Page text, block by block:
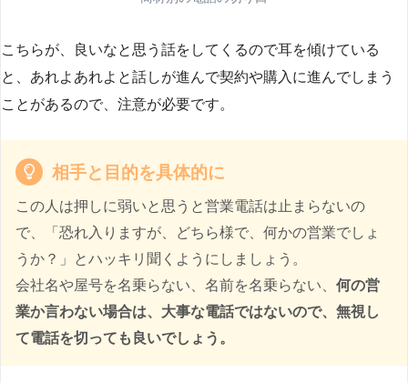
こちらが、良いなと思う話をしてくるので耳を傾けている
と、あれよあれよと話しが進んで契約や購入に進んでしまう
ことがあるので、注意が必要です。
相手と目的を具体的に
この人は押しに弱いと思うと営業電話は止まらないの
で、「恐れ入りますが、どちら様で、何かの営業でしょ
うか？」とハッキリ聞くようにしましょう。
会社名や屋号を名乗らない、名前を名乗らない、 何の営
業か言わない場合は、大事な電話ではないので、無視し
て電話を切っても良いでしょう。